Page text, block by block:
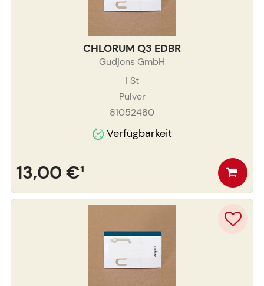
CHLORUM Q3 EDBR
Gudjons GmbH
1 St
Pulver
81052480
Verfügbarkeit
13,00 €¹